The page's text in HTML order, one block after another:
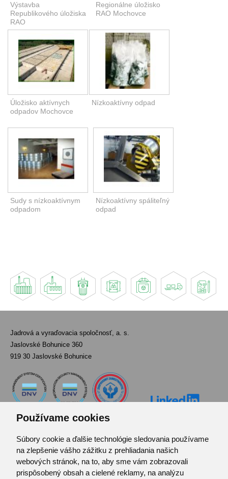
Používame cookies
Súbory cookie a ďalšie technológie sledovania používame
na zlepšenie vášho zážitku z prehliadania našich
webových stránok, na to, aby sme vám zobrazovali
prispôsobený obsah a cielené reklamy, na analýzu
Výstavba
Republikového úložiska
RAO
Regionálne úložisko
RAO Mochovce
Úložisko aktívnych
odpadov Mochovce
Nízkoaktívny odpad
Sudy s nízkoaktívnym
odpadom
Nízkoaktívny spáliteľný
odpad
Jadrová a vyraďovacia spoločnosť, a. s.
Jaslovské Bohunice 360
919 30 Jaslovské Bohunice
Kontakt
Pozvánka do infocentra
Zoznam použitých skratiek